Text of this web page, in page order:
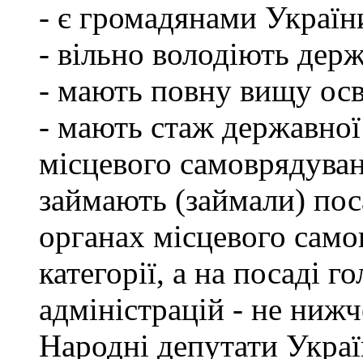
- є громадянами
- вільно володіють
- мають повну вищу
- мають стаж
місцевого
займають (займали)
органах місцевого
категорії, а на посаді
адміністрацій - не
Народні депутати